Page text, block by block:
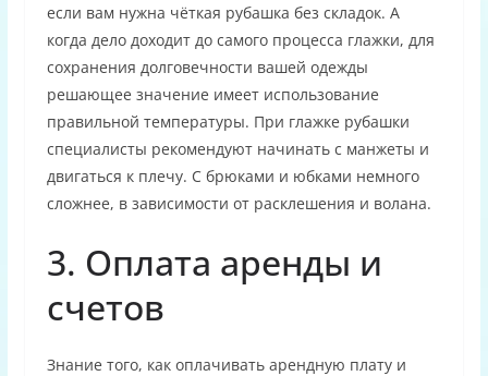
если вам нужна чёткая рубашка без складок. А
когда дело доходит до самого процесса глажки, для
сохранения долговечности вашей одежды
решающее значение имеет использование
правильной температуры. При глажке рубашки
специалисты рекомендуют начинать с манжеты и
двигаться к плечу. С брюками и юбками немного
сложнее, в зависимости от расклешения и волана.
3. Оплата аренды и
счетов
Знание того, как оплачивать арендную плату и